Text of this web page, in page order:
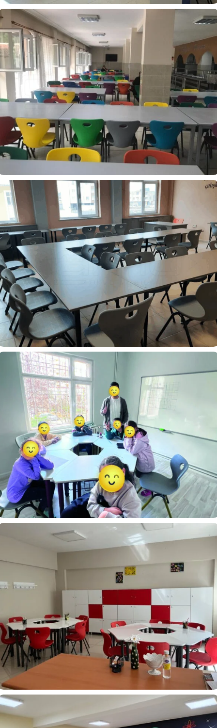
Bahçelievler M. Akif Ersoy Ortaokulu
Aydın Fen Lisesi
Arnavutköy Aziz Sancar Çok Programlı Anadolu Lisesi
Aren Akademi Artuklu Mardin
Prof. Dr. Şaban Teoman DURALI Bilim ve Sanat Merkezi